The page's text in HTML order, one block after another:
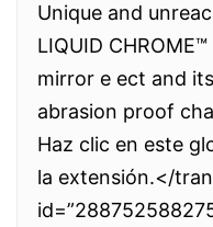
Unique and
LIQUID
mirror e ect and
abrasion proof
Haz clic en este
la extensión.</